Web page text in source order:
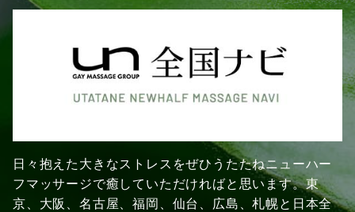
日々抱えた大きなストレスをぜひうたたねニューハー
フマッサージで癒していただければと思います。東
京、大阪、名古屋、福岡、仙台、広島、札幌と日本全